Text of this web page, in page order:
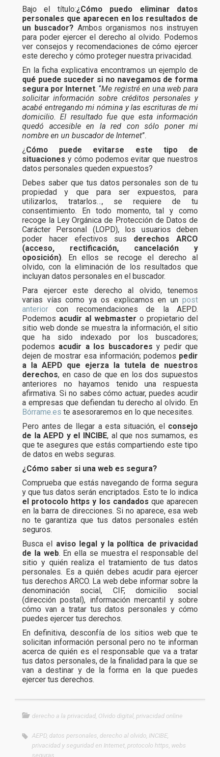
Bajo el título:¿Cómo puedo eliminar datos
personales que aparecen en los resultados de
un buscador? Ambos organismos nos instruyen
para poder ejercer el derecho al olvido. Podemos
ver consejos y recomendaciones de cómo ejercer
este derecho y cómo proteger nuestra privacidad.
En la ficha explicativa encontramos un ejemplo de
qué puede suceder si no navegamos de forma
segura por Internet. “Me registré en una web para
solicitar información sobre créditos personales y
acabé entregando mi nómina y las escrituras de mi
domicilio. El resultado fue que esta información
quedó accesible en la red con sólo poner mi
nombre en un buscador de Internet”.
¿ Cómo puede evitarse este tipo de
situaciones y cómo podemos evitar que nuestros
datos personales queden expuestos?
Debes saber que tus datos personales son de tu
propiedad y que para ser expuestos, para
utilizarlos, tratarlos…, se requiere de tu
consentimiento. En todo momento, tal y como
recoge la Ley Orgánica de Protección de Datos de
Carácter Personal (LOPD), los usuarios deben
poder hacer efectivos sus derechos ARCO
(acceso, rectificación, cancelación y
oposición). En ellos se recoge el derecho al
olvido, con la eliminación de los resultados que
incluyan datos personales en el buscador.
Para ejercer este derecho al olvido, tenemos
varias vías como ya os explicamos en un post
anterior con recomendaciones de la AEPD.
Podemos acudir al webmaster o propietario del
sitio web donde se muestra la información, el sitio
que ha sido indexado por los buscadores;
podemos acudir a los buscadores y pedir que
dejen de mostrar esa información; podemos pedir
a la AEPD que ejerza la tutela de nuestros
derechos, en caso de que en los dos supuestos
anteriores no hayamos tenido una respuesta
afirmativa. Si no sabes cómo actuar, puedes acudir
a empresas que defiendan tu derecho al olvido. En
Bórrame.es te asesoraremos en lo que necesites.
Pero antes de llegar a esta situación, el consejo
de la AEPD y el INCIBE, al que nos sumamos, es
que te asegures que estás compartiendo este tipo
de datos en webs seguras.
¿Cómo saber si una web es segura?
Comprueba que estás navegando de forma segura
y que tus datos serán encriptados. Esto te lo indica
el protocolo https y los candados que aparecen
en la barra de direcciones. Si no aparece, esa web
no te garantiza que tus datos personales estén
seguros.
Busca el aviso legal y la política de privacidad
de la web. En ella se muestra el responsable del
sitio y quién realiza el tratamiento de tus datos
personales. Es a quién debes acudir para ejercer
tus derechos ARCO. La web debe informar sobre la
denominación social, CIF, domicilio social
(dirección postal), información mercantil y sobre
cómo van a tratar tus datos personales y cómo
puedes ejercer tus derechos.
En definitiva, desconfía de los sitios web que te
solicitan información personal pero no te informan
acerca de quién es el responsable que va a tratar
tus datos personales, de la finalidad para la que se
van a destinar y de la forma en la que puedes
ejercer tus derechos.
derecho a la privacidad, Olvido digital, privacidad online
AEPD, datos personales, derecho al olvido, INCIBE,
privacidad y seguridad en Internet, protocolo https, webs
seguras